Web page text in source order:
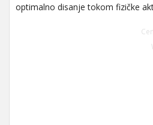
optimalno disanje tokom fizičke